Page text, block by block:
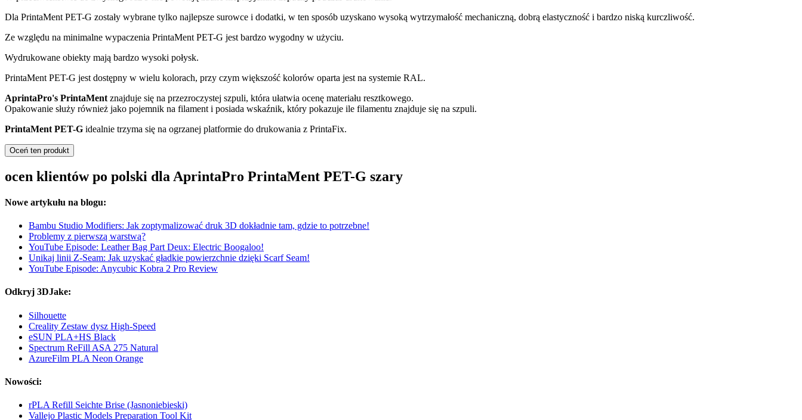
Dla PrintaMent PET-G zostały wybrane tylko najlepsze surowce i dodatki, w ten sposób uzyskano wysoką wytrzymałość mechaniczną, dobrą elastyczność i bardzo niską kurczliwość.
Ze względu na minimalne wypaczenia PrintaMent PET-G jest bardzo wygodny w użyciu.
Wydrukowane obiekty mają bardzo wysoki połysk.
PrintaMent PET-G jest dostępny w wielu kolorach, przy czym większość kolorów oparta jest na systemie RAL.
AprintaPro's PrintaMent znajduje się na przezroczystej szpuli, która ułatwia ocenę materiału resztkowego.
Opakowanie służy również jako pojemnik na filament i posiada wskaźnik, który pokazuje ile filamentu znajduje się na szpuli.
PrintaMent PET-G idealnie trzyma się na ogrzanej platformie do drukowania z PrintaFix.
Oceń ten produkt
ocen klientów po polski dla AprintaPro PrintaMent PET-G szary
Nowe artykułu na blogu:
Bambu Studio Modifiers: Jak zoptymalizować druk 3D dokładnie tam, gdzie to potrzebne!
Problemy z pierwszą warstwą?
YouTube Episode: Leather Bag Part Deux: Electric Boogaloo!
Unikaj linii Z-Seam: Jak uzyskać gładkie powierzchnie dzięki Scarf Seam!
YouTube Episode: Anycubic Kobra 2 Pro Review
Odkryj 3DJake:
Silhouette
Creality Zestaw dysz High-Speed
eSUN PLA+HS Black
Spectrum ReFill ASA 275 Natural
AzureFilm PLA Neon Orange
Nowości:
rPLA Refill Seichte Brise (Jasnoniebieski)
Vallejo Plastic Models Preparation Tool Kit